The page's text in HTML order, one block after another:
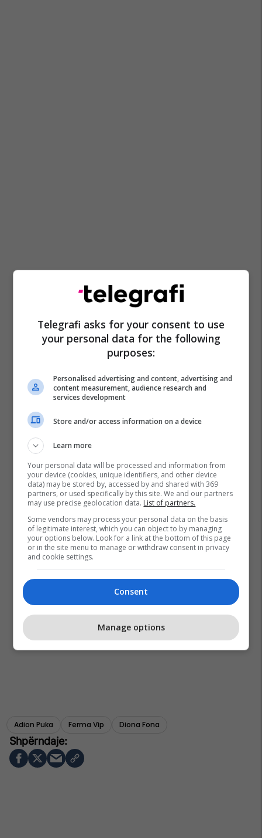
Adion Puka Ferma Vip Diona Fona
Telegrafi asks for your consent to use
your personal data for the following
purposes:
Personalised advertising and content, advertising and
content measurement, audience research and
services development
Store and/or access information on a device
Learn more
Your personal data will be processed and information from
your device (cookies, unique identifiers, and other device
data) may be stored by, accessed by and shared with 369
partners, or used specifically by this site. We and our partners
may use precise geolocation data. List of partners.
Some vendors may process your personal data on the basis
of legitimate interest, which you can object to by managing
your options below. Look for a link at the bottom of this page
or in the site menu to manage or withdraw consent in privacy
and cookie settings.
Consent
Manage options